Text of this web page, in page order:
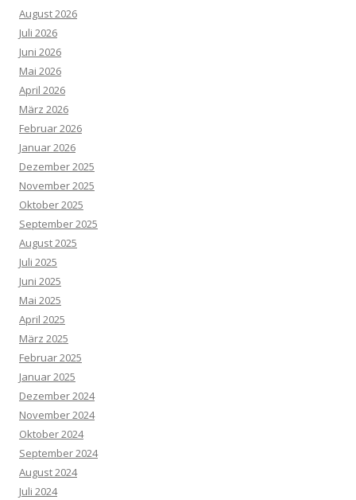
August 2026
Juli 2026
Juni 2026
Mai 2026
April 2026
März 2026
Februar 2026
Januar 2026
Dezember 2025
November 2025
Oktober 2025
September 2025
August 2025
Juli 2025
Juni 2025
Mai 2025
April 2025
März 2025
Februar 2025
Januar 2025
Dezember 2024
November 2024
Oktober 2024
September 2024
August 2024
Juli 2024